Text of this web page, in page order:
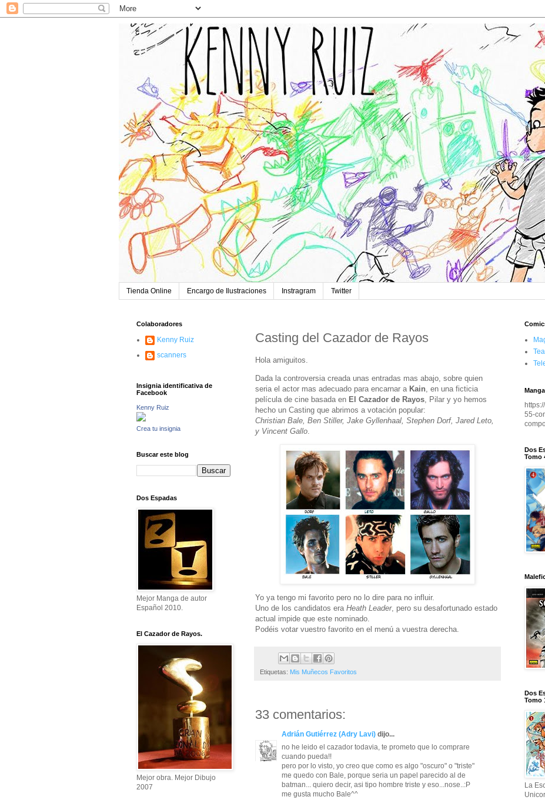
Tienda Online Encargo de Ilustraciones Instragram Twitter
Casting del Cazador de Rayos
Hola amiguitos.
Dada la controversia creada unas entradas mas abajo, sobre quien
seria el actor mas adecuado para encarnar a Kain, en una ficticia
película de cine basada en El Cazador de Rayos, Pilar y yo hemos
hecho un Casting que abrimos a votación popular:
Christian Bale, Ben Stiller, Jake Gyllenhaal, Stephen Dorf, Jared Leto,
y Vincent Gallo.
Yo ya tengo mi favorito pero no lo dire para no influir.
Uno de los candidatos era Heath Leader, pero su desafortunado estado
actual impide que este nominado.
Podéis votar vuestro favorito en el menú a vuestra derecha.
Etiquetas: Mis Muñecos Favoritos
33 comentarios:
Adrián Gutiérrez (Adry Lavi) dijo...
no he leido el cazador todavia, te prometo que lo comprare
cuando pueda!!
pero por lo visto, yo creo que como es algo "oscuro" o "triste"
me quedo con Bale, porque seria un papel parecido al de
batman... quiero decir, asi tipo hombre triste y eso...nose..:P
me gusta mucho Bale^^
Colaboradores
Kenny Ruiz
scanners
Insignia identificativa de
Facebook
Kenny Ruiz
Crea tu insignia
Buscar este blog
Dos Espadas
Mejor Manga de autor
Español 2010.
El Cazador de Rayos.
Mejor obra. Mejor Dibujo
2007
55-
Dos
Tomo
Dos
Tomo
La